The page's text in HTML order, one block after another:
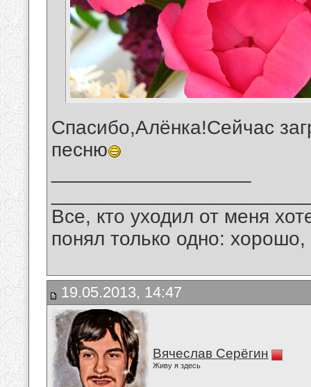
Спасибо,Алёнка!Сейчас
песню
Все, кто уходил от меня
понял только одно:
19.05.2013, 14:47
Вячеслав Серёгин
Живу я здесь